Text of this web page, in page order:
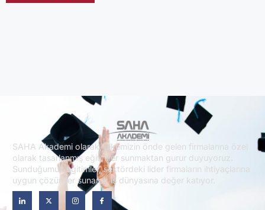
SAHA Akademi olarak, ülkemizin önde gelen firmalarına özel
olarak tasarlanmış eğitimler sunmaktan gurur duyuyoruz.
Sunduğumuz eğitimler, sektördeki lider firmaların ihtiyaçlarına
uygun çözümler sunarak iş dünyasına değer katıyor.